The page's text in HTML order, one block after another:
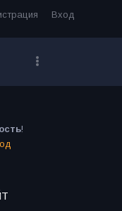
Вход
!